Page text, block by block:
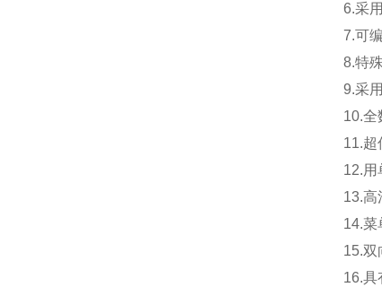
6.采
7.可
8.特
9.采
10.全
11.超
12.用
13.高
14.菜
15.双
16.具